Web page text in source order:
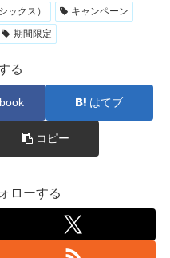
ックス）
キャンペーン
期間限定
る
はてブ
コピー
ローする